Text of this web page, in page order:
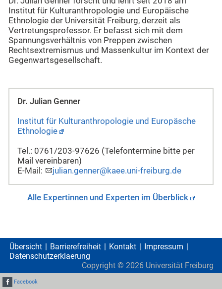
Institut für Kulturanthropologie und Europäische
Ethnologie der Universität Freiburg, derzeit als
Vertretungsprofessor. Er befasst sich mit dem
Spannungsverhältnis von Preppen zwischen
Rechtsextremismus und Massenkultur im Kontext der
Gegenwartsgesellschaft.
Dr. Julian Genner
Institut für Kulturanthropologie und Europäsche
Ethnologie
Tel.: 0761/203-97626 (Telefontermine bitte per
Mail vereinbaren)
E-Mail:
julian.genner@kaee.uni-freiburg.de
Alle Expertinnen und Experten im Überblick
Übersicht Barrierefreiheit Kontakt
Impressum
Datenschutzerklaerung
Copyright © 2026 Universität Freiburg
Facebook